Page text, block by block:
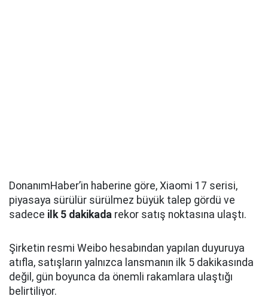
DonanımHaber’in haberine göre, Xiaomi 17 serisi,
piyasaya sürülür sürülmez büyük talep gördü ve
sadece ilk 5 dakikada rekor satış noktasına ulaştı.
Şirketin resmi Weibo hesabından yapılan duyuruya
atıfla, satışların yalnızca lansmanın ilk 5 dakikasında
değil, gün boyunca da önemli rakamlara ulaştığı
belirtiliyor.